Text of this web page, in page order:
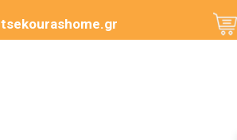
tsekourashome.gr